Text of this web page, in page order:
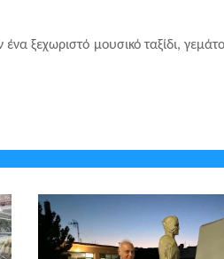
ξεχωριστό μουσικό ταξίδι,